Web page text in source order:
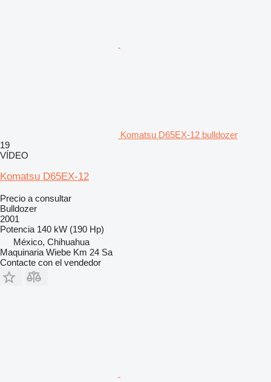
Komatsu D65EX-12 bulldozer
19
VÍDEO
Komatsu D65EX-12
Precio a consultar
Bulldozer
2001
Potencia 140 kW (190 Hp)
México, Chihuahua
Maquinaria Wiebe Km 24 Sa
Contacte con el vendedor